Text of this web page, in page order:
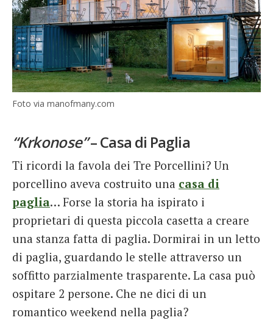
Foto via manofmany.com
“Krkonose”– Casa di Paglia
Ti ricordi la favola dei Tre Porcellini? Un
porcellino aveva costruito una casa di
paglia… Forse la storia ha ispirato i
proprietari di questa piccola casetta a creare
una stanza fatta di paglia. Dormirai in un letto
di paglia, guardando le stelle attraverso un
soffitto parzialmente trasparente. La casa può
ospitare 2 persone. Che ne dici di un
romantico weekend nella paglia?